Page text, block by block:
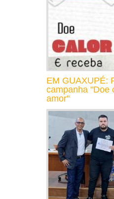
EM GUAXUPÉ:
campanha "Doe
amor"